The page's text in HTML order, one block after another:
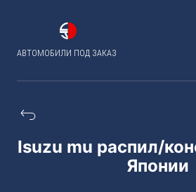
АВТОМОБИЛИ ПОД ЗАКАЗ
Isuzu mu распил/
Японии